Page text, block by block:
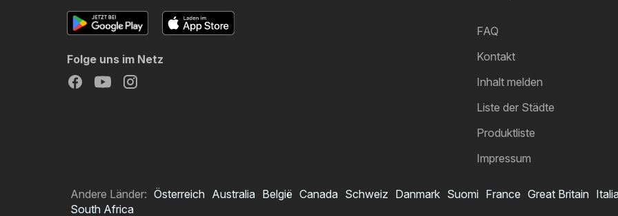
FAQ
Kontakt
Inhalt melden
Liste der Städte
Produktliste
Impressum
Folge uns im Netz
Andere Länder: Österreich Australia België Canada Schweiz Danmark Suomi France Great Britain
South Africa